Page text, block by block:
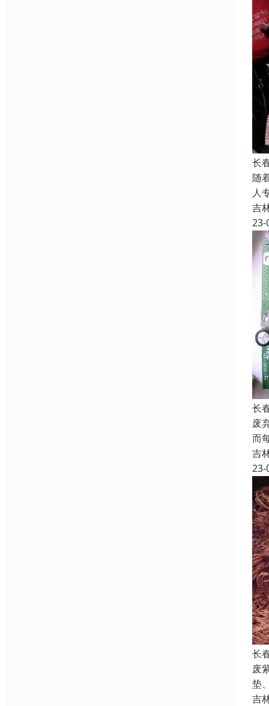
长
随
人
吉
23-
长
废
而
吉
23-
长
废
垫
吉